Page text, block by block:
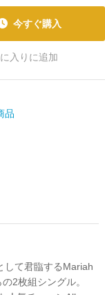
今すぐ購入
入りに追加
品
して君臨するMariah
2枚組シングル。